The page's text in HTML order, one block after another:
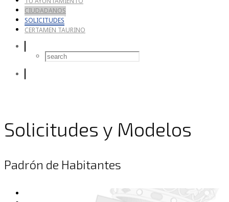
CIUDADANOS
SOLICITUDES
CERTAMEN TAURINO
Solicitudes y Modelos
Padrón de Habitantes